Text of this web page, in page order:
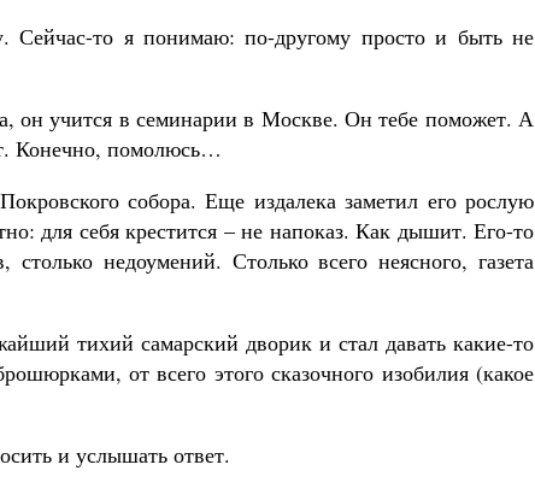
Сейчас-то я понимаю: по-другому просто и быть не
он учится в семинарии в Москве. Он тебе поможет. А
Конечно, помолюсь…
собора. Еще издалека заметил его рослую
для себя крестится – не напоказ. Как дышит. Его-то
недоумений. Столько всего неясного, газета
тихий самарский дворик и стал давать какие-то
от всего этого сказочного изобилия (какое
и услышать ответ.